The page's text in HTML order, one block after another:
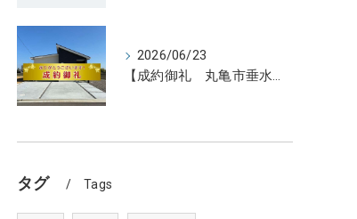
2026/06/23
【成約御礼 丸亀市垂水町新築住宅15号地】香川県の不動産の買取・売却・査定ならLifeスマイルにお任せください
タグ Tags